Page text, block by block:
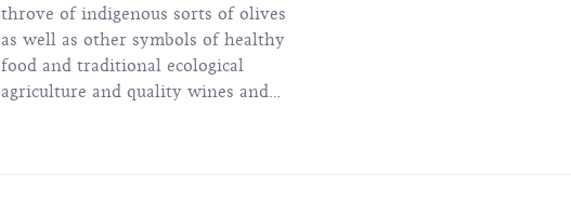
throve of indigenous sorts of olives
as well as other symbols of healthy
food and traditional ecological
agriculture and quality wines and